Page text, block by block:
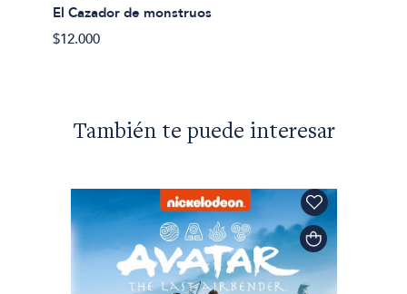
El Cazador de monstruos
$12.000
También te puede interesar